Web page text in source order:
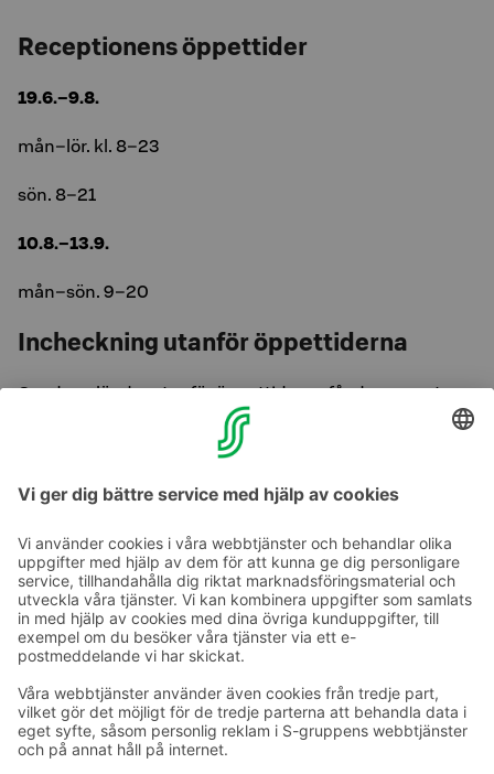
Receptionens öppettider
19.6.–9.8.
mån–lör. kl. 8–23
sön. 8–21
10.8.–13.9.
mån–sön. 9–20
Incheckning utanför öppettiderna
Om du anländer utanför öppettiderna får du separata
anvisningar för hämtning av nycklar från receptionen.
Vänligen informera receptionen om din ankomsttid
Ta kontakt
Kontaktuppgifter till hotellen
Feedback
Ge feedback
Sokos Hotels nyhetsbrev
Utmärkelser och certifikat